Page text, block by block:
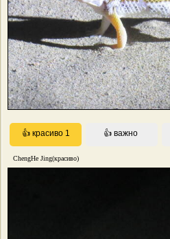
ChengHe Jing(красиво)